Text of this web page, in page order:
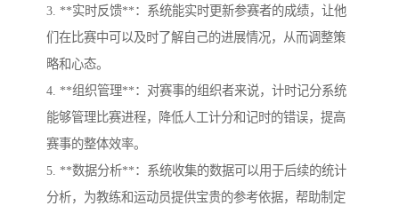
3. **实时反馈**：系统能实时更新参赛者的成绩，让他
们在比赛中可以及时了解自己的进展情况，从而调整策
略和心态。
4. **组织管理**：对赛事的组织者来说，计时记分系统
能够管理比赛进程，降低人工计分和记时的错误，提高
赛事的整体效率。
5. **数据分析**：系统收集的数据可以用于后续的统计
分析，为教练和运动员提供宝贵的参考依据，帮助制定